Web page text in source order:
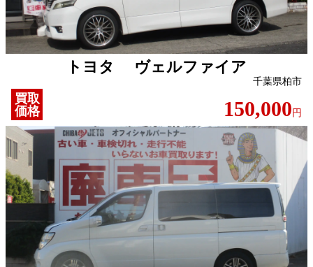
トヨタ ヴェルファイア
千葉県柏市
買取
価格
150,000 円